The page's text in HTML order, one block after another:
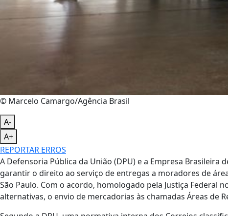
© Marcelo Camargo/Agência Brasil
A-
A+
REPORTAR ERROS
A Defensoria Pública da União (DPU) e a Empresa Brasileira
garantir o direito ao serviço de entregas a moradores de
São Paulo. Com o acordo, homologado pela Justiça Federal
alternativas, o envio de mercadorias às chamadas Áreas de